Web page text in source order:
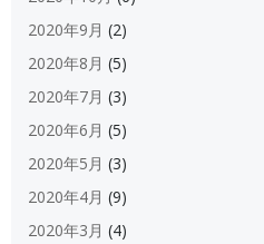
2020年9月 (2)
2020年8月 (5)
2020年7月 (3)
2020年6月 (5)
2020年5月 (3)
2020年4月 (9)
2020年3月 (4)